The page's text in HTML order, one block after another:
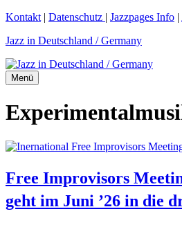
Zum
springen
Kontakt | Datenschutz | Jazzpages Info |
Jazz in Deutschland / Germany
Menü
Free Improvisors
geht im Juni ’26 in die